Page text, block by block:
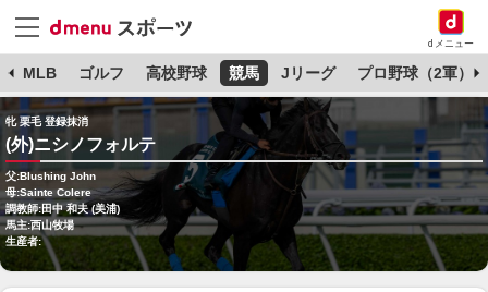
dメニュー
MLB ゴルフ 高校野球 競馬 Jリーグ プロ野球（2軍）
牝 栗毛 登録抹消
(外)ニシノフォルテ
父:Blushing John
母:Sainte Colere
調教師:田中 和夫 (美浦)
馬主:西山牧場
生産者: